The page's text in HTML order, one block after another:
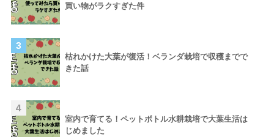
買い物がラクすぎた件
3
枯れかけた大葉が復活！ベランダ栽培で収穫までで
きた話
4
室内で育てる！ペットボトル水耕栽培で大葉生活は
じめました